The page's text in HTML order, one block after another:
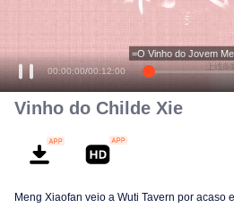
00:00:00/00:12:00
=O Vinho do Jovem
Vinho do Childe Xie
Meng Xiaofan veio a Wuti Tavern por acaso